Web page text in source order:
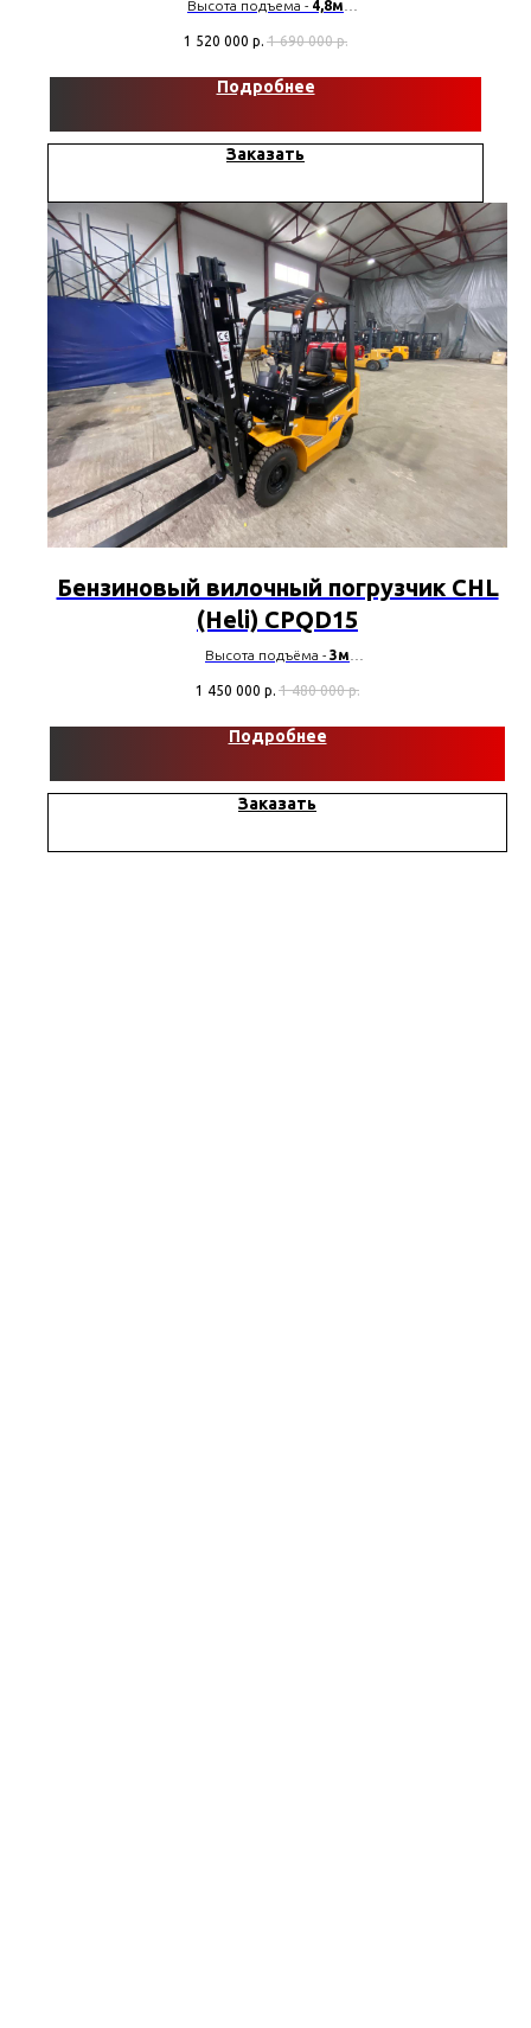
Высота подъема - 4,8м
Мачта - Триплекс
1 520 000 р. 1 690 000 р.
Подробнее
Заказать
Бензиновый вилочный погрузчик CHL
(Heli) CPQD15
Высота подъёма - 3м
Тип шин -Пневматические
1 450 000 р. 1 480 000 р.
Подробнее
Заказать